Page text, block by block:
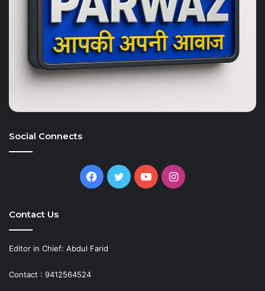
Social Connects
Facebook
TwitterYouTubeInstagram
Contact Us
Editor in Chief: Abdul Farid
Contact : 9412564524